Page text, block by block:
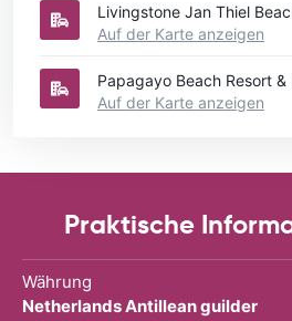
Livingstone Jan Thiel
Auf der Karte anzeigen
Papagayo Beach Resort &
Auf der Karte anzeigen
Praktische
Währung
Netherlands Antillean guilder